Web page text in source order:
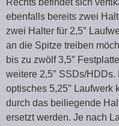
Rechts befindet sich
ebenfalls bereits zwei
zwei Halter für 2,5″
an die Spitze treiben
bis zu zwölf 3,5″
weitere 2,5″ SSDs/
optisches 5,25″ Laufwerk
durch das beiliegende
ersetzt werden. Je nach